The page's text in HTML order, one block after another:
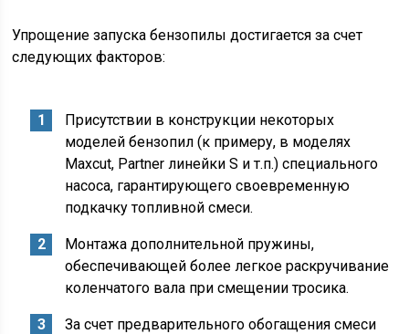
Упрощение запуска бензопилы достигается за счет
следующих факторов:
Присутствии в конструкции некоторых
моделей бензопил (к примеру, в моделях
Maxcut, Partner линейки S и т.п.) специального
насоса, гарантирующего своевременную
подкачку топливной смеси.
Монтажа дополнительной пружины,
обеспечивающей более легкое раскручивание
коленчатого вала при смещении тросика.
За счет предварительного обогащения смеси